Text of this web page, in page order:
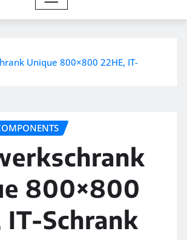
Unique 800×800 22HE, IT-
800×800
IT-Schrank